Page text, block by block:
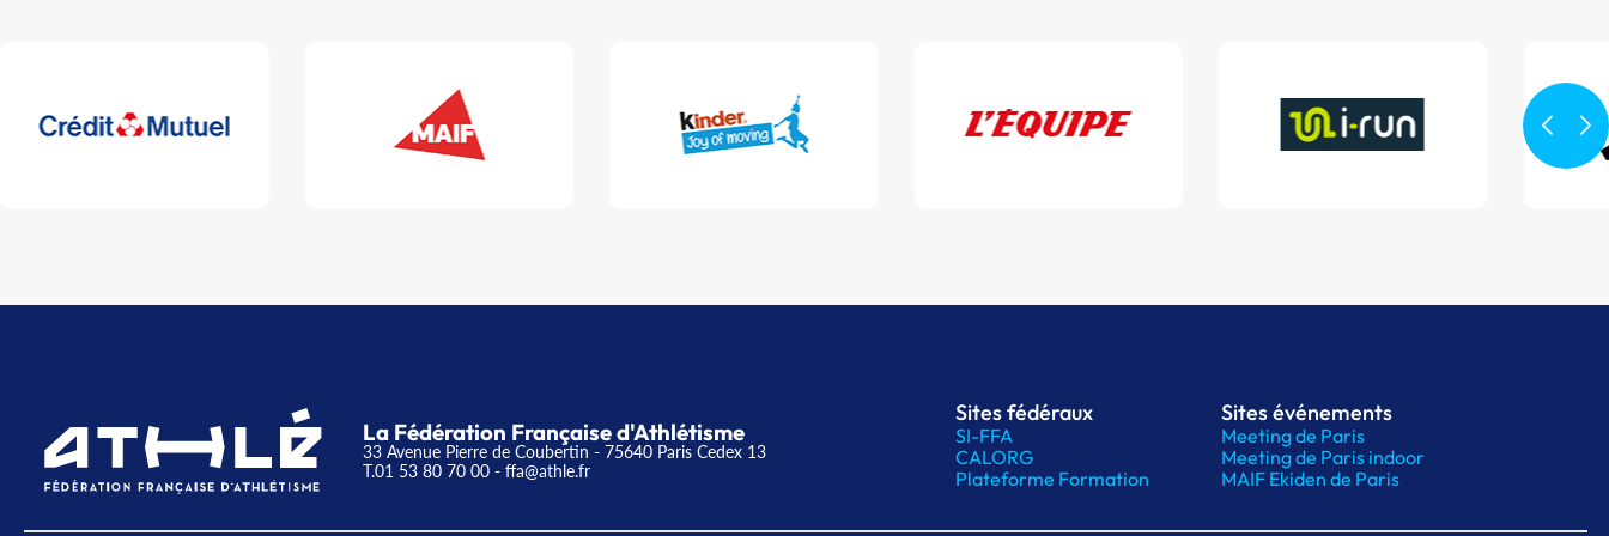
La Fédération Française d'Athlétisme
33 Avenue Pierre de Coubertin - 75640 Paris Cedex 13
T.01 53 80 70 00 - ffa@athle.fr
Sites fédéraux
SI-FFA
CALORG
Plateforme Formation
Sites événements
Meeting de Paris
Meeting de Paris indoor
MAIF Ekiden de Paris